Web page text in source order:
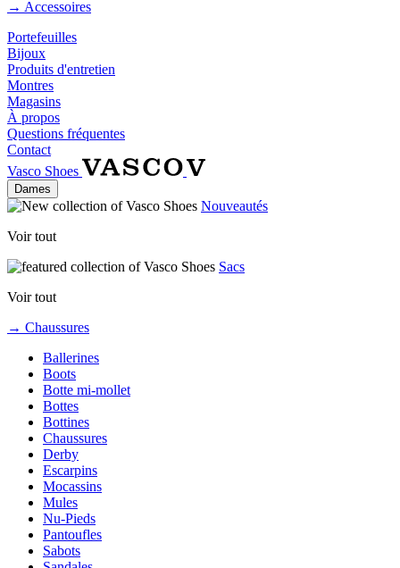
→ Accessoires
Portefeuilles
Bijoux
Produits d'entretien
Montres
Magasins
À propos
Questions fréquentes
Contact
Vasco Shoes
Dames
Nouveautés
Voir tout
Sacs
Voir tout
→ Chaussures
Ballerines
Boots
Botte mi-mollet
Bottes
Bottines
Chaussures
Derby
Escarpins
Mocassins
Mules
Nu-Pieds
Pantoufles
Sabots